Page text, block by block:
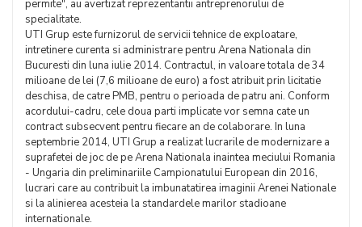
permite", au avertizat reprezentantii antreprenorului de
specialitate.
UTI Grup este furnizorul de servicii tehnice de exploatare,
intretinere curenta si administrare pentru Arena Nationala din
Bucuresti din luna iulie 2014. Contractul, in valoare totala de 34
milioane de lei (7,6 milioane de euro) a fost atribuit prin licitatie
deschisa, de catre PMB, pentru o perioada de patru ani. Conform
acordului-cadru, cele doua parti implicate vor semna cate un
contract subsecvent pentru fiecare an de colaborare. In luna
septembrie 2014, UTI Grup a realizat lucrarile de modernizare a
suprafetei de joc de pe Arena Nationala inaintea meciului Romania
- Ungaria din preliminariile Campionatului European din 2016,
lucrari care au contribuit la imbunatatirea imaginii Arenei Nationale
si la alinierea acesteia la standardele marilor stadioane
internationale.